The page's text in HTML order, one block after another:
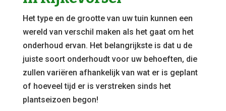
Het type en de grootte van uw tuin kunnen een
wereld van verschil maken als het gaat om het
onderhoud ervan. Het belangrijkste is dat u de
juiste soort onderhoudt voor uw behoeften, die
zullen variëren afhankelijk van wat er is geplant
of hoeveel tijd er is verstreken sinds het
plantseizoen begon!